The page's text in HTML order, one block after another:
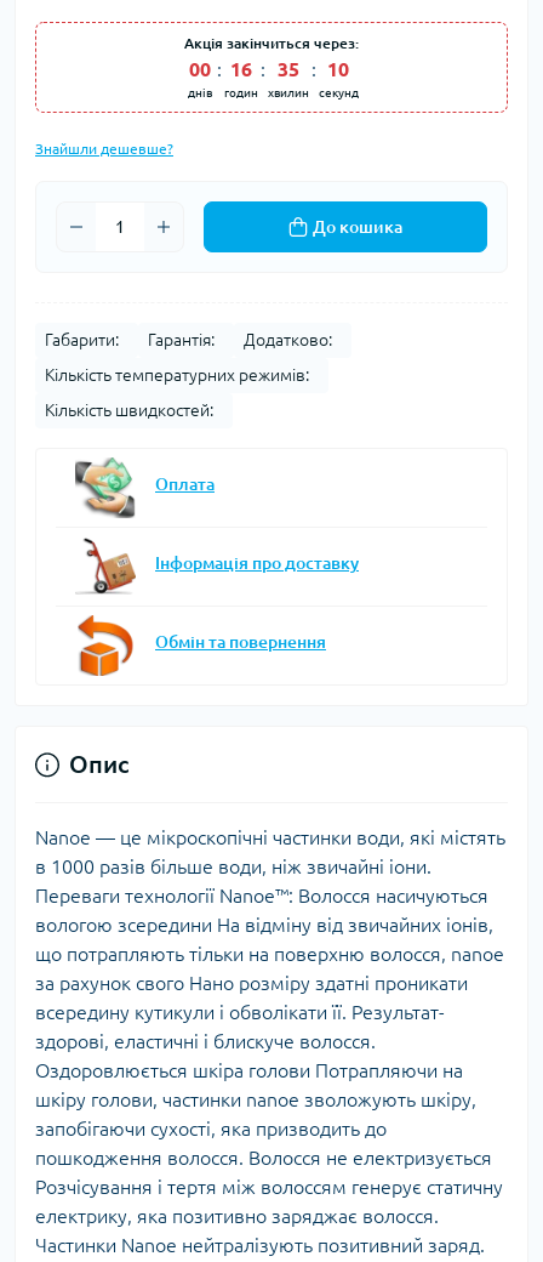
Акція закінчиться через:
00
днів
16
годин
35
хвилин
10
секунд
Знайшли дешевше?
До кошика
Габарити: Гарантія:
Додатково:
Кількість температурних режимів:
Кількість швидкостей:
Оплата
Інформація про доставку
Обмін та повернення
Опис
Nanoe — це мікроскопічні частинки води, які містять
в 1000 разів більше води, ніж звичайні іони.
Переваги технології Nanoe™: Волосся насичуються
вологою зсередини На відміну від звичайних іонів,
що потрапляють тільки на поверхню волосся, nanoe
за рахунок свого Нано розміру здатні проникати
всередину кутикули і обволікати її. Результат-
здорові, еластичні і блискуче волосся.
Оздоровлюється шкіра голови Потрапляючи на
шкіру голови, частинки nanoe зволожують шкіру,
запобігаючи сухості, яка призводить до
пошкодження волосся. Волосся не електризується
Розчісування і тертя між волоссям генерує статичну
електрику, яка позитивно заряджає волосся.
Частинки Nanoe нейтралізують позитивний заряд.